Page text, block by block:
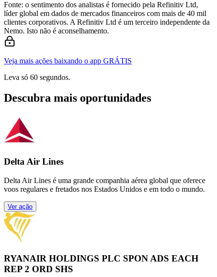
Fonte: o sentimento dos analistas é fornecido pela Refinitiv Ltd,
líder global em dados de mercados financeiros com mais de 40 mil
clientes corporativos. A Refinitiv Ltd é um terceiro independente da
Nemo. Isto não é aconselhamento.
Veja mais ações baixando o app GRÁTIS
Leva só 60 segundos.
Descubra mais oportunidades
Delta Air Lines
Delta Air Lines é uma grande companhia aérea global que oferece
voos regulares e fretados nos Estados Unidos e em todo o mundo.
Ver ação
RYANAIR HOLDINGS PLC SPON ADS EACH
REP 2 ORD SHS